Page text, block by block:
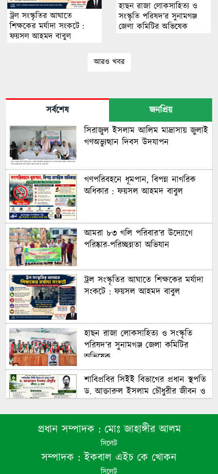
ট্রল সংস্কৃতির আঘাতে
শিক্ষকের মর্যাদা সংকটে :
ফয়সল আহমদ বাবুল
হাছন রাজা লোকসাহিত্য ও
সংস্কৃতি পরিষদ’র সুনামগঞ্জ
জেলা কমিটির অভিষেক
আরও খবর
সর্বশেষ
জনপ্রিয়
সিরাজুল ইসলাম আলিম মাদ্রাসায় জুলাই
গণঅভ্যুত্থান দিবস উদযাপন
গণপরিবহনে ধূমপান, বিপন্ন নাগরিক
অধিকার : ফয়সল আহমদ বাবুল
আমরা ৮৩ গলি পরিবার’র উদ্যোগে
পরিষ্কার-পরিচ্ছন্নতা অভিযান
ট্রল সংস্কৃতির আঘাতে শিক্ষকের মর্যাদা
সংকটে : ফয়সল আহমদ বাবুল
হাছন রাজা লোকসাহিত্য ও সংস্কৃতি
পরিষদ’র সুনামগঞ্জ জেলা কমিটির
অভিষেক
শাবিপ্রবির সিইই বিভাগের প্রধান স্থপতি
ড. আক্তারুল ইসলাম চৌধুরীর জীবন ও
শাল্লায় ৭ম শ্রেণীর ছাত্রীকে কাঁচি ঠেকিয়ে
ধর্ষণ ও ভিডিও ধারণ, প্রধান আসামি
গ্রেপ্তার
প্রধান সম্পাদক : মোঃ জাহাঙ্গীর আলম
সিলেট
সম্পাদক :ইকবাল এইচ কে খোকন